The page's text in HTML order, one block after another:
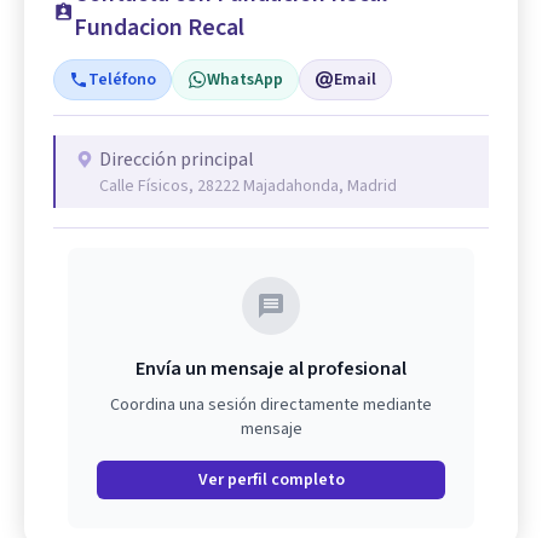
Fundacion Recal
Teléfono WhatsApp Email
Dirección principal
Calle Físicos, 28222 Majadahonda, Madrid
Envía un mensaje al profesional
Coordina una sesión directamente mediante
mensaje
Ver perfil completo